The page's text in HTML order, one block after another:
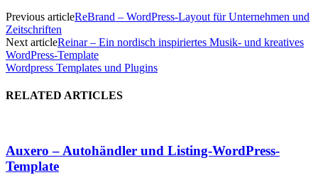
Previous articleReBrand – WordPress-Layout für Unternehmen und
Zeitschriften
Next articleReinar – Ein nordisch inspiriertes Musik- und kreatives
WordPress-Template
Wordpress Templates und Plugins
RELATED ARTICLES
Auxero – Autohändler und Listing-WordPress-
Template